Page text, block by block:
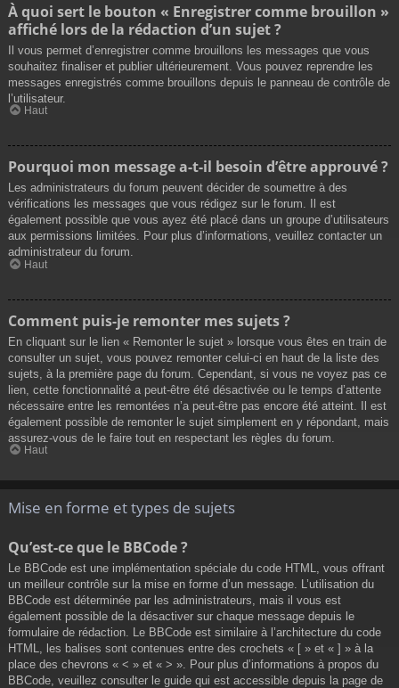
À quoi sert le bouton « Enregistrer comme brouillon »
affiché lors de la rédaction d’un sujet ?
Il vous permet d’enregistrer comme brouillons les messages que vous
souhaitez finaliser et publier ultérieurement. Vous pouvez reprendre les
messages enregistrés comme brouillons depuis le panneau de contrôle de
l’utilisateur.
Haut
Pourquoi mon message a-t-il besoin d’être approuvé ?
Les administrateurs du forum peuvent décider de soumettre à des
vérifications les messages que vous rédigez sur le forum. Il est
également possible que vous ayez été placé dans un groupe d’utilisateurs
aux permissions limitées. Pour plus d’informations, veuillez contacter un
administrateur du forum.
Haut
Comment puis-je remonter mes sujets ?
En cliquant sur le lien « Remonter le sujet » lorsque vous êtes en train de
consulter un sujet, vous pouvez remonter celui-ci en haut de la liste des
sujets, à la première page du forum. Cependant, si vous ne voyez pas ce
lien, cette fonctionnalité a peut-être été désactivée ou le temps d’attente
nécessaire entre les remontées n’a peut-être pas encore été atteint. Il est
également possible de remonter le sujet simplement en y répondant, mais
assurez-vous de le faire tout en respectant les règles du forum.
Haut
Mise en forme et types de sujets
Qu’est-ce que le BBCode ?
Le BBCode est une implémentation spéciale du code HTML, vous offrant
un meilleur contrôle sur la mise en forme d’un message. L’utilisation du
BBCode est déterminée par les administrateurs, mais il vous est
également possible de la désactiver sur chaque message depuis le
formulaire de rédaction. Le BBCode est similaire à l’architecture du code
HTML, les balises sont contenues entre des crochets « [ » et « ] » à la
place des chevrons « < » et « > ». Pour plus d’informations à propos du
BBCode, veuillez consulter le guide qui est accessible depuis la page de